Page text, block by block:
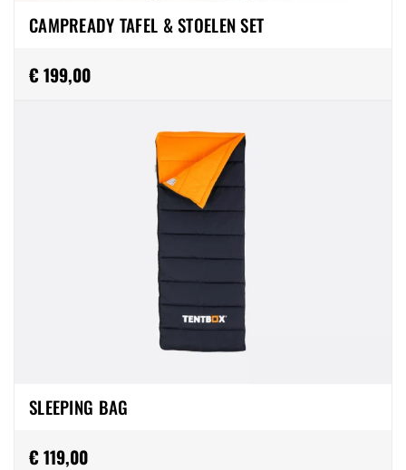
CAMPREADY TAFEL & STOELEN SET
€ 199,00
SLEEPING BAG
€ 119,00